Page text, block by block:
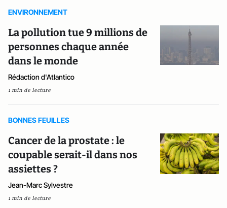
ENVIRONNEMENT
La pollution tue 9 millions de
personnes chaque année
dans le monde
Rédaction d'Atlantico
1 min de lecture
BONNES FEUILLES
Cancer de la prostate : le
coupable serait-il dans nos
assiettes ?
Jean-Marc Sylvestre
1 min de lecture